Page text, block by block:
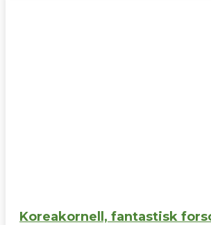
Koreakornell, fantastisk